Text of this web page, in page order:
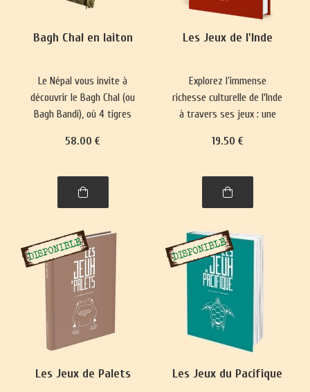
Bagh Chal en laiton
Le Népal vous invite à
découvrir le Bagh Chal (ou
Bagh Bandi), où 4 tigres
58.00 €
Les Jeux de l'Inde
Explorez l’immense
richesse culturelle de l'Inde
à travers ses jeux : une
divertissement, plaisir,
spiritualité. Un voyage
captivant dans l’histoire,
19.50 €
Les Jeux de Palets Les Jeux du Pacifique